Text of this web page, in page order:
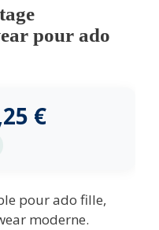
pour ado
€
pour ado fille,
moderne.